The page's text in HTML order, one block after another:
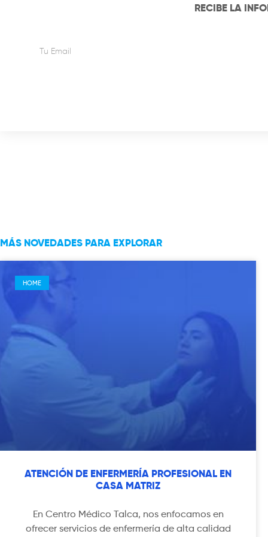
RECIBE LA
MÁS NOVEDADES PARA EXPLORAR
HOME
ATENCIÓN DE ENFERMERÍA PROFESIONAL EN
CASA MATRIZ
En Centro Médico Talca, nos enfocamos en
ofrecer servicios de enfermería de alta calidad